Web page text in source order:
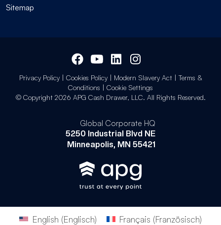
Sitemap
Privacy Policy| Cookies Policy| Modern Slavery Act| Terms &
Conditions | Cookie Settings
© Copyright 2026 APG Cash Drawer, LLC. All Rights Reserved.
Global Corporate HQ
5250 Industrial Blvd NE
Minneapolis, MN 55421
English (Englisch) Français (Französisch)